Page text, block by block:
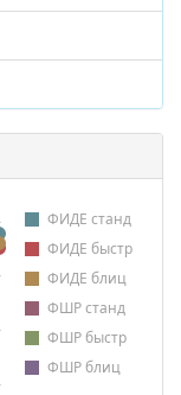
ФИДЕ станд
ФИДЕ быстр
ФИДЕ блиц
ФШР станд
ФШР быстр
ФШР блиц